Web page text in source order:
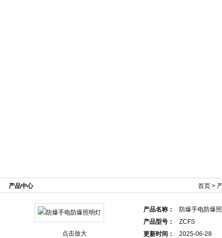
首页 >
产品中心
点击放大
产品名称：
防爆手电防爆
产品型号：
ZCFS
更新时间：
2025-06-28